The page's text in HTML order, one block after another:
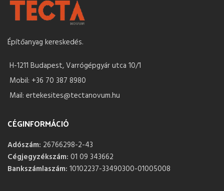
Építőanyag kereskedés.
H-1211 Budapest, Varrógépgyár utca 10/1
Mobil: +36 70 387 8980
Mail: ertekesites@tectanovum.hu
CÉGINFORMÁCIÓ
Adószám: 26766298-2-43
Cégjegyzékszám: 01 09 343662
Bankszámlaszám: 10102237-33490300-01005008